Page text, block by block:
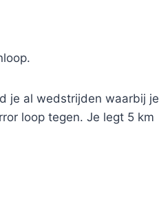
je al wedstrijden waarbij je
loop tegen. Je legt 5 km